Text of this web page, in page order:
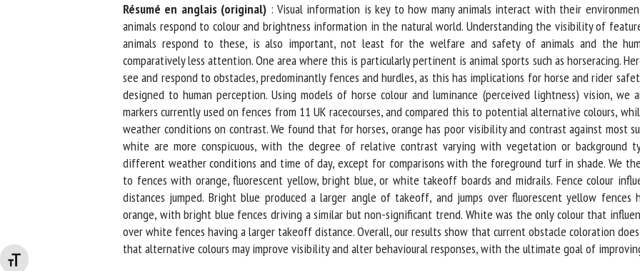
Changer la taille de la police
Résumé en anglais (original): Visual information is key to how many animals interact with their
animals respond to colour and brightness information in the natural world. Understanding the visibility of
animals respond to these, is also important, not least for the welfare and safety of animals and the
comparatively less attention. One area where this is particularly pertinent is animal sports such as horseracing.
see and respond to obstacles, predominantly fences and hurdles, as this has implications for horse and rider
designed to human perception. Using models of horse colour and luminance (perceived lightness) vision, we
markers currently used on fences from 11 UK racecourses, and compared this to potential alternative colours,
weather conditions on contrast. We found that for horses, orange has poor visibility and contrast against most
white are more conspicuous, with the degree of relative contrast varying with vegetation or background
different weather conditions and time of day, except for comparisons with the foreground turf in shade. We
to fences with orange, fluorescent yellow, bright blue, or white takeoff boards and midrails. Fence colour
distances jumped. Bright blue produced a larger angle of takeoff, and jumps over fluorescent yellow fences
orange, with bright blue fences driving a similar but non-significant trend. White was the only colour that
over white fences having a larger takeoff distance. Overall, our results show that current obstacle coloration
that alternative colours may improve visibility and alter behavioural responses, with the ultimate goal of